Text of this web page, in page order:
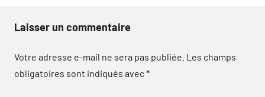
Laisser un commentaire
Votre adresse e-mail ne sera pas publiée. Les champs
obligatoires sont indiqués avec*